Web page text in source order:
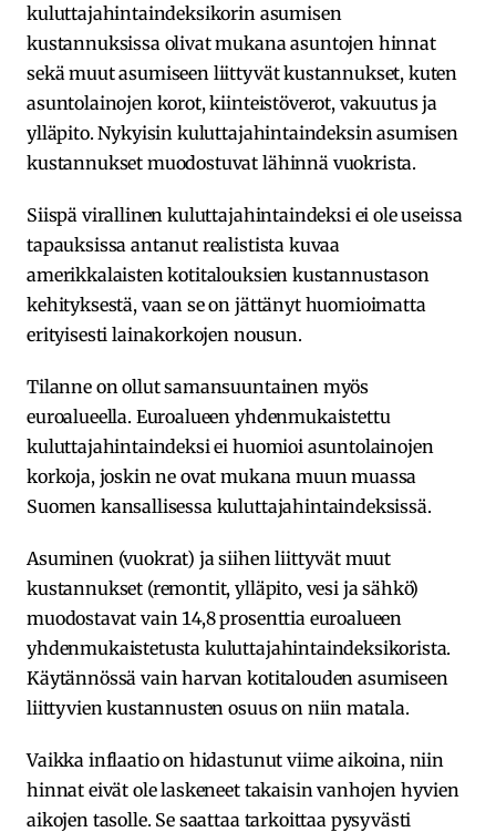
kuluttajahintaindeksikorin asumisen
kustannuksissa olivat mukana asuntojen hinnat
sekä muut asumiseen liittyvät kustannukset, kuten
asuntolainojen korot, kiinteistöverot, vakuutus ja
ylläpito. Nykyisin kuluttajahintaindeksin asumisen
kustannukset muodostuvat lähinnä vuokrista.
Siispä virallinen kuluttajahintaindeksi ei ole useissa
tapauksissa antanut realistista kuvaa
amerikkalaisten kotitalouksien kustannustason
kehityksestä, vaan se on jättänyt huomioimatta
erityisesti lainakorkojen nousun.
Tilanne on ollut samansuuntainen myös
euroalueella. Euroalueen yhdenmukaistettu
kuluttajahintaindeksi ei huomioi asuntolainojen
korkoja, joskin ne ovat mukana muun muassa
Suomen kansallisessa kuluttajahintaindeksissä.
Asuminen (vuokrat) ja siihen liittyvät muut
kustannukset (remontit, ylläpito, vesi ja sähkö)
muodostavat vain 14,8 prosenttia euroalueen
yhdenmukaistetusta kuluttajahintaindeksikorista.
Käytännössä vain harvan kotitalouden asumiseen
liittyvien kustannusten osuus on niin matala.
Vaikka inflaatio on hidastunut viime aikoina, niin
hinnat eivät ole laskeneet takaisin vanhojen hyvien
aikojen tasolle. Se saattaa tarkoittaa pysyvästi